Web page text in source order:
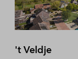
't Veldje